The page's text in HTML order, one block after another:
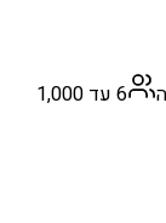
6 עד 1,000